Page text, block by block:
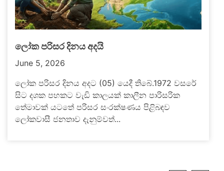
ලෝක පරිසර දිනය අදයි
June 5, 2026
ලෝක පරිසර දිනය අදට (05) යෙදී තිබේ.1972 වසරේ
සිට දශක පහකට වැඩි කාලයක් කාලීන පාරිසරික
තේමාවක් යටතේ පරිසර සංරක්ෂණය පිළිබඳව
ලෝකවාසී ජනතාව දැනුම්වත්...